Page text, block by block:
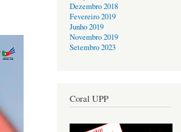
Dezembro 2018
Fevereiro 2019
Junho 2019
Novembro 2019
Setembro 2023
Coral UPP